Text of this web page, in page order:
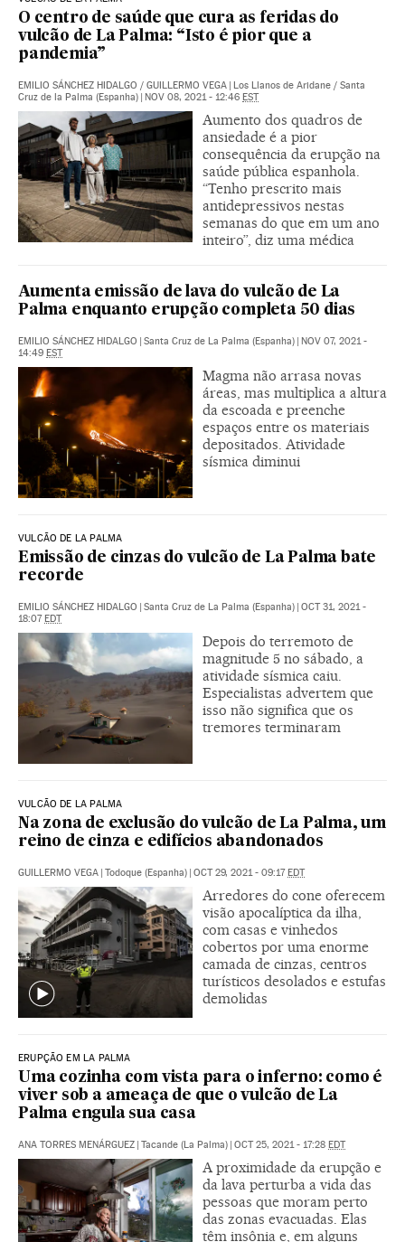
O centro de saúde que cura as feridas do
vulcão de La Palma: “Isto é pior que a
pandemia”
EMILIO SÁNCHEZ HIDALGO / GUILLERMO VEGA
Los Llanos de Aridane / Santa
Cruz de la Palma (Espanha)
NOV 08, 2021 - 12:46 EST
Aumento dos quadros de
ansiedade é a pior
consequência da erupção na
saúde pública espanhola.
“Tenho prescrito mais
antidepressivos nestas
semanas do que em um ano
inteiro”, diz uma médica
Aumenta emissão de lava do vulcão de La
Palma enquanto erupção completa 50 dias
EMILIO SÁNCHEZ HIDALGO Santa Cruz de La Palma (Espanha)
NOV 07, 2021 -
14:49 EST
Magma não arrasa novas
áreas, mas multiplica a altura
da escoada e preenche
espaços entre os materiais
depositados. Atividade
sísmica diminui
VULCÃO DE LA PALMA
Emissão de cinzas do vulcão de La Palma bate
recorde
EMILIO SÁNCHEZ HIDALGO Santa Cruz de La Palma (Espanha) OCT 31, 2021 -
18:07 EDT
Depois do terremoto de
magnitude 5 no sábado, a
atividade sísmica caiu.
Especialistas advertem que
isso não significa que os
tremores terminaram
VULCÃO DE LA PALMA
Na zona de exclusão do vulcão de La Palma, um
reino de cinza e edifícios abandonados
GUILLERMO VEGA | Todoque (Espanha) | OCT 29, 2021 - 09:17EDT
Arredores do cone oferecem
visão apocalíptica da ilha,
com casas e vinhedos
cobertos por uma enorme
camada de cinzas, centros
turísticos desolados e estufas
demolidas
ERUPÇÃO EM LA PALMA
Uma cozinha com vista para o inferno: como é
viver sob a ameaça de que o vulcão de La
Palma engula sua casa
ANA TORRES MENÁRGUEZ | Tacande (La Palma) | OCT 25, 2021 - 17:28 EDT
A proximidade da erupção e
da lava perturba a vida das
pessoas que moram perto
das zonas evacuadas. Elas
têm insônia e, em alguns